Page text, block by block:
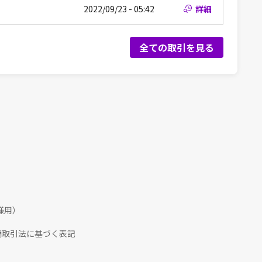
2022/09/23 - 05:42 詳細
全ての取引を見る
）
引法に基づく表記